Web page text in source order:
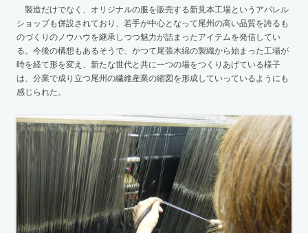
製造だけでなく、オリジナルの服を販売する新見本工場というアパレル
ショップも併設されており、若手が中心となって尾州の高い品質を誇るも
のづくりのノウハウを継承しつつ魅力が詰まったアイテムを発信してい
る。今後の構想もあるそうで、かつて尾張木綿の製織から始まった工場が
時を経て形を変え、新たな世代と共に一つの場をつくりあげている様子
は、分業で成り立つ尾州の繊維産業の縮図を形成していっているようにも
感じられた。